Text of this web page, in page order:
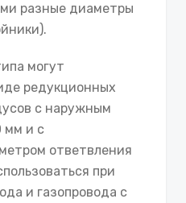
разные диаметры
могут
редукционных
с наружным
мм и с
ответвления
при
и газопровода с